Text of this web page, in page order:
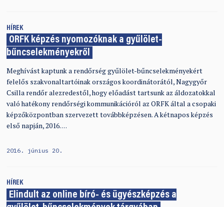
HÍREK
ORFK képzés nyomozóknak a gyűlölet-
bűncselekményekről
Meghívást kaptunk a rendőrség gyűlölet-bűncselekményekért
felelős szakvonaltartóinak országos koordinátorától, Nagygyőr
Csilla rendőr alezredestől, hogy előadást tartsunk az áldozatokkal
való hatékony rendőrségi kommunikációról az ORFK által a csopaki
képzőközpontban szervezett továbbképzésen. A kétnapos képzés
első napján, 2016. …
2016. június 20.
HÍREK
Elindult az online bíró- és ügyészképzés a